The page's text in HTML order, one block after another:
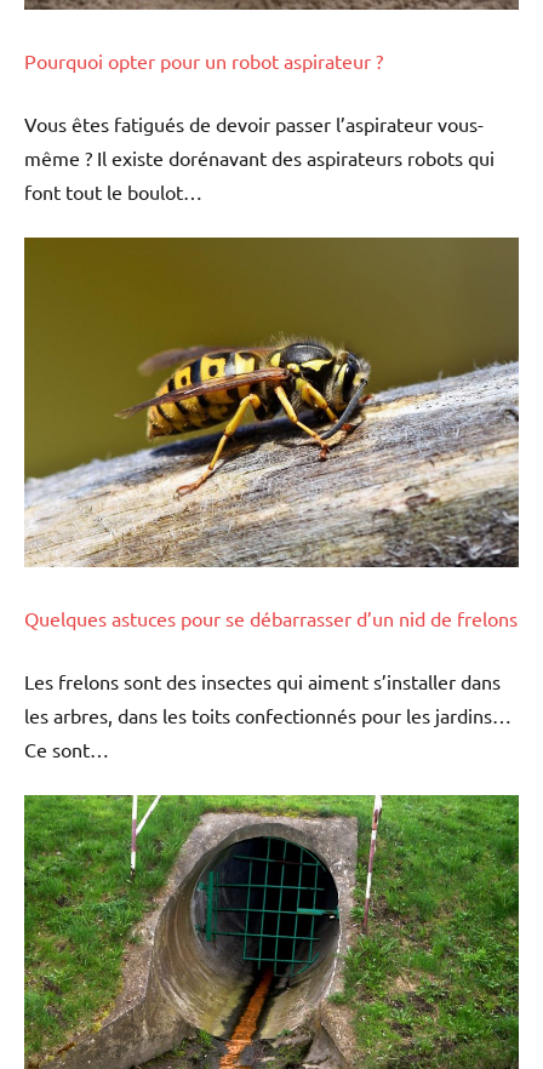
Pourquoi opter pour un robot aspirateur ?
Vous êtes fatigués de devoir passer l’aspirateur vous-
même ? Il existe dorénavant des aspirateurs robots qui
font tout le boulot…
Quelques astuces pour se débarrasser d’un nid de frelons
Les frelons sont des insectes qui aiment s’installer dans
les arbres, dans les toits confectionnés pour les jardins…
Ce sont…